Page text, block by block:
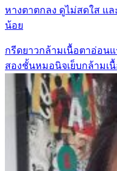
หางตาตกลง ดูไม่สดใส แ
น้อย
กรีดยาวกล้ามเนื้อตาอ่อนแ
สองชั้นหมอนิจเย็บกล้ามเ